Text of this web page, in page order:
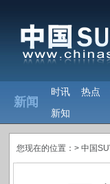
新闻
时讯 热点
新知
您现在的位置：> 中国